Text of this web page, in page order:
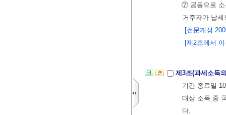
⑦ 공동으로 소
거주자가 납
[전문개정
[제2조에서
제3조(과세소득
기간 종료일
대상 소득 중
다.